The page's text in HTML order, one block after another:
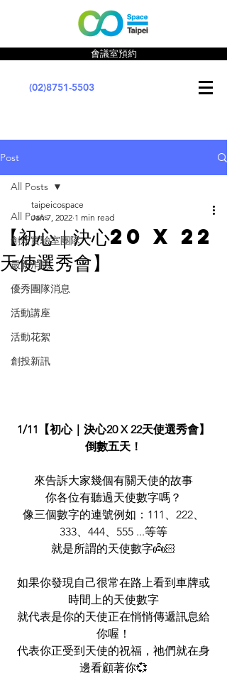
會議室預約
(02)8751-5503
Post
All Posts
創新實驗室團隊
最新消息
優秀團隊消息
活動講座
活動花絮
創投新訊
All Posts
【初心｜決心20 X 22
天使選秀會】
taipeicospace
Jan 7, 2022 1 min read
1/11【初心｜決心20 X 22天使選秀會】
倒數五天！
來告訴大家幾個有關天使的故事
你各位有聽過天使數字嗎？
像三個數字的連號例如：111、222、
333、444、555 ...等等
就是所謂的天使數字👼🏻
如果你發現自己很常在路上看到車牌或
時間上的天使數字
就代表是你的天使正在悄悄傳遞訊息給
你喔！
代表你正受到天使的祝福，祂們就在身
邊看顧著你💞